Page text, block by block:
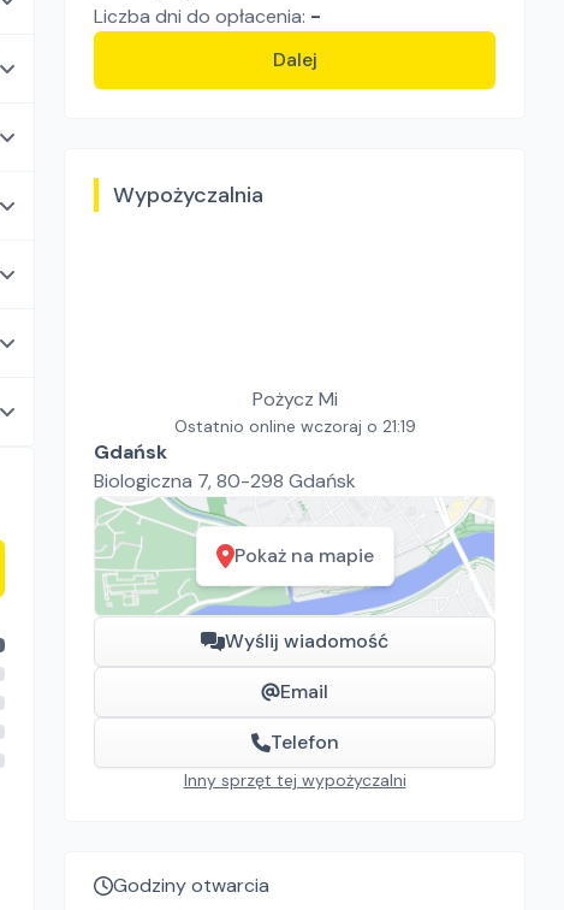
Liczba dni do opłacenia: -
Dalej
Wypożyczalnia
Pożycz Mi
Ostatnio online wczoraj o 21:19
Gdańsk
Biologiczna 7, 80-298 Gdańsk
Pokaż na mapie
Wyślij wiadomość
Email
Telefon
Inny sprzęt tej wypożyczalni
Godziny otwarcia